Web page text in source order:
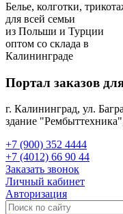
Белье, колготки,
для всей семьи
из Польши и Турции
оптом со склада в
Калининграде
Портал заказов
г. Калининград, ул.
здание
+7 (900) 352 4444
+7 (4012) 66 90 44
Заказать звонок
Личный кабинет
Авторизация